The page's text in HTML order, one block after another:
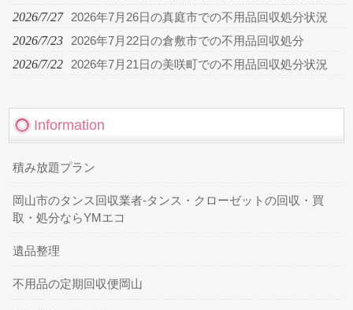
2026/7/27 2026年7月26日の真庭市での不用品回収処分状況
2026/7/23 2026年7月22日の倉敷市での不用品回収処分
2026/7/22 2026年7月21日の美咲町での不用品回収処分状況
Information
積み放題プラン
岡山市のタンス回収業者-タンス・クローゼットの回収・買
取・処分ならYMエコ
遺品整理
不用品の定期回収便岡山